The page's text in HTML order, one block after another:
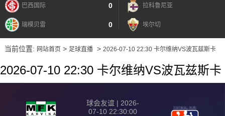
巴西国际 0
瑞模贝雷 0
拉科鲁尼亚
埃尔切
当前位置: 网站首页> 足球直播> 2026-07-10 22:30 卡尔维纳VS波瓦兹斯卡
2026-07-10 22:30 卡尔维纳VS波瓦兹斯卡
球会友谊 | 2026-
07-10 22:30:00